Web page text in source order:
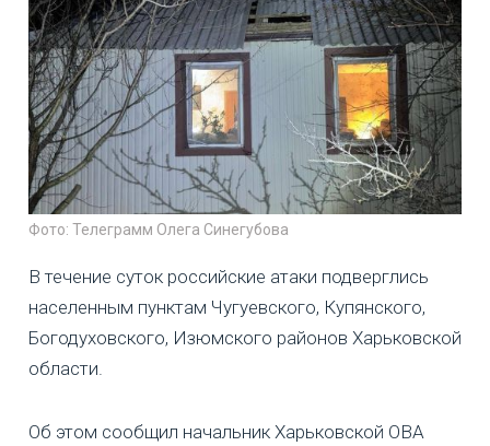
Фото: Телеграмм Олега Синегубова
В течение суток российские атаки подверглись
населенным пунктам Чугуевского, Купянского,
Богодуховского, Изюмского районов Харьковской
области.
Об этом сообщил начальник Харьковской ОВА